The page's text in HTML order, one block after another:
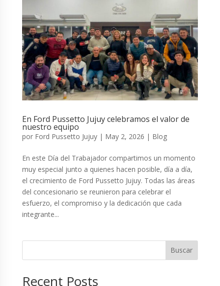
En Ford Pussetto Jujuy celebramos el valor de
nuestro equipo
por Ford Pussetto Jujuy| May 2, 2026 | Blog
En este Día del Trabajador compartimos un momento
muy especial junto a quienes hacen posible, día a día,
el crecimiento de Ford Pussetto Jujuy. Todas las áreas
del concesionario se reunieron para celebrar el
esfuerzo, el compromiso y la dedicación que cada
integrante...
Buscar
Recent Posts